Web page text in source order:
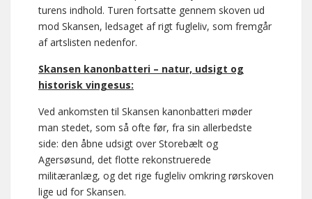
turens indhold. Turen fortsatte gennem skoven ud
mod Skansen, ledsaget af rigt fugleliv, som fremgår
af artslisten nedenfor.
Skansen kanonbatteri – natur, udsigt og
historisk vingesus:
Ved ankomsten til Skansen kanonbatteri møder
man stedet, som så ofte før, fra sin allerbedste
side: den åbne udsigt over Storebælt og
Agersøsund, det flotte rekonstruerede
militæranlæg, og det rige fugleliv omkring rørskoven
lige ud for Skansen.